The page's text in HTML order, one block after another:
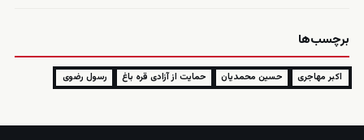
برچسب‌ها
اکبر مهاجری حسین محمدیان حمایت از آزادی قره باغ رسول رضوی